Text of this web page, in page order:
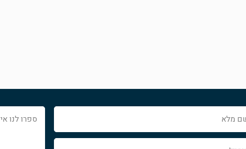
ספרו
לנו